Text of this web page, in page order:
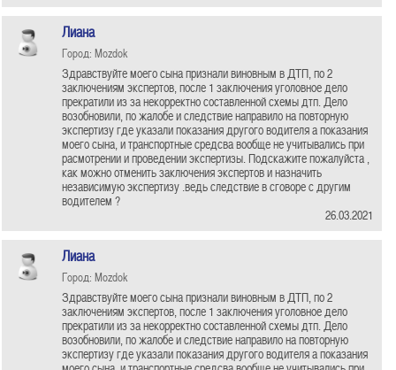
Лиана
Город: Mozdok
Здравствуйте моего сына признали виновным в ДТП, по 2
заключениям экспертов, после 1 заключения уголовное дело
прекратили из за некорректно составленной схемы дтп. Дело
возобновили, по жалобе и следствие направило на повторную
экспертизу где указали показания другого водителя а показания
моего сына, и транспортные средсва вообще не учитывались при
расмотрении и проведении экспертизы. Подскажите пожалуйста ,
как можно отменить заключения экспертов и назначить
независимую экспертизу .ведь следствие в сговоре с другим
водителем ?
26.03.2021
Лиана
Город: Mozdok
Здравствуйте моего сына признали виновным в ДТП, по 2
заключениям экспертов, после 1 заключения уголовное дело
прекратили из за некорректно составленной схемы дтп. Дело
возобновили, по жалобе и следствие направило на повторную
экспертизу где указали показания другого водителя а показания